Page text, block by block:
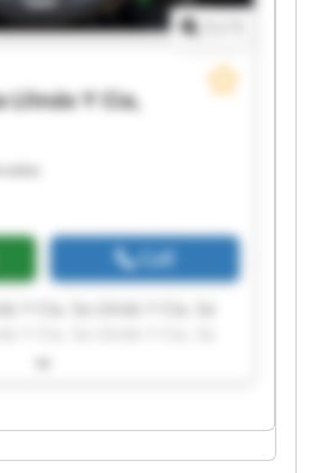
Llinás Y Cia,
Call
Y Cia, Sa Llinás Y Cia, Sa
Y Cia, Sa Llinás Y Cia, Sa
Y Cia, Sa